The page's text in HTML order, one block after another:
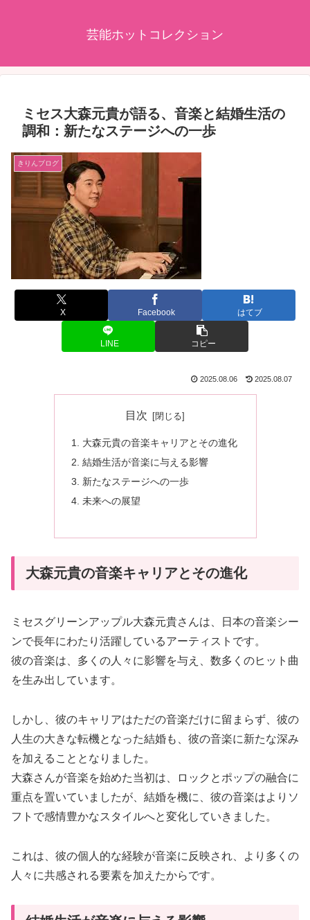
芸能ホットコレクション
ミセス大森元貴が語る、音楽と結婚生活の
調和：新たなステージへの一歩
きりんブログ
X Facebook はてブ
LINE コピー
2025.08.06 2025.08.07
目次
大森元貴の音楽キャリアとその進化
結婚生活が音楽に与える影響
新たなステージへの一歩
未来への展望
大森元貴の音楽キャリアとその進化
ミセスグリーンアップル大森元貴さんは、日本の音楽シー
ンで長年にわたり活躍しているアーティストです。
彼の音楽は、多くの人々に影響を与え、数多くのヒット曲
を生み出しています。
しかし、彼のキャリアはただの音楽だけに留まらず、彼の
人生の大きな転機となった結婚も、彼の音楽に新たな深み
を加えることとなりました。
大森さんが音楽を始めた当初は、ロックとポップの融合に
重点を置いていましたが、結婚を機に、彼の音楽はよりソ
フトで感情豊かなスタイルへと変化していきました。
これは、彼の個人的な経験が音楽に反映され、より多くの
人々に共感される要素を加えたからです。